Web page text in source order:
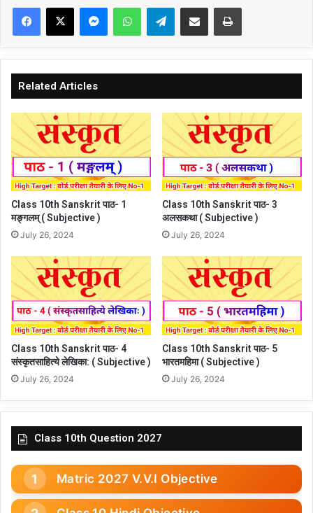
Facebook
X MessengerWhatsAppTelegramShare via Email Print
Related Articles
Class 10th Sanskrit पाठ- 1
मङ्गलम् ( Subjective )
July 26, 2024
Class 10th Sanskrit पाठ- 3
अलसकथा ( Subjective )
July 26, 2024
Class 10th Sanskrit पाठ- 4
संस्कृतसाहित्ये लेखिका: ( Subjective )
July 26, 2024
Class 10th Sanskrit पाठ- 5
भारतमहिमा ( Subjective )
July 26, 2024
Class 10th Question 2027
Matric 2027 V.V.I Objective